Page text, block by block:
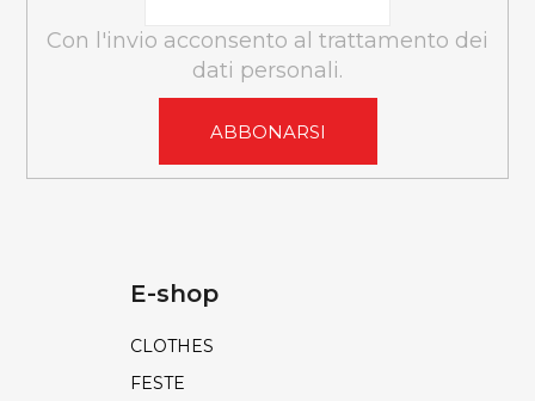
o
Con l'invio acconsento al trattamento dei
dati personali.
ABBONARSI
E-shop
CLOTHES
FESTE